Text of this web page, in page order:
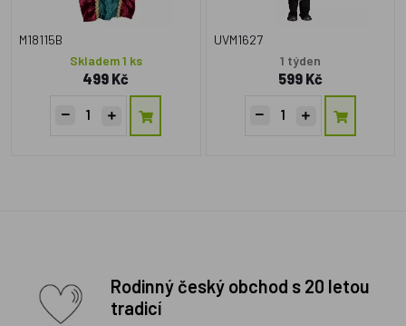
M18115B
Skladem 1 ks
499 Kč
UVM1627
1 týden
599 Kč
Rodinný český obchod s 20 letou
tradicí